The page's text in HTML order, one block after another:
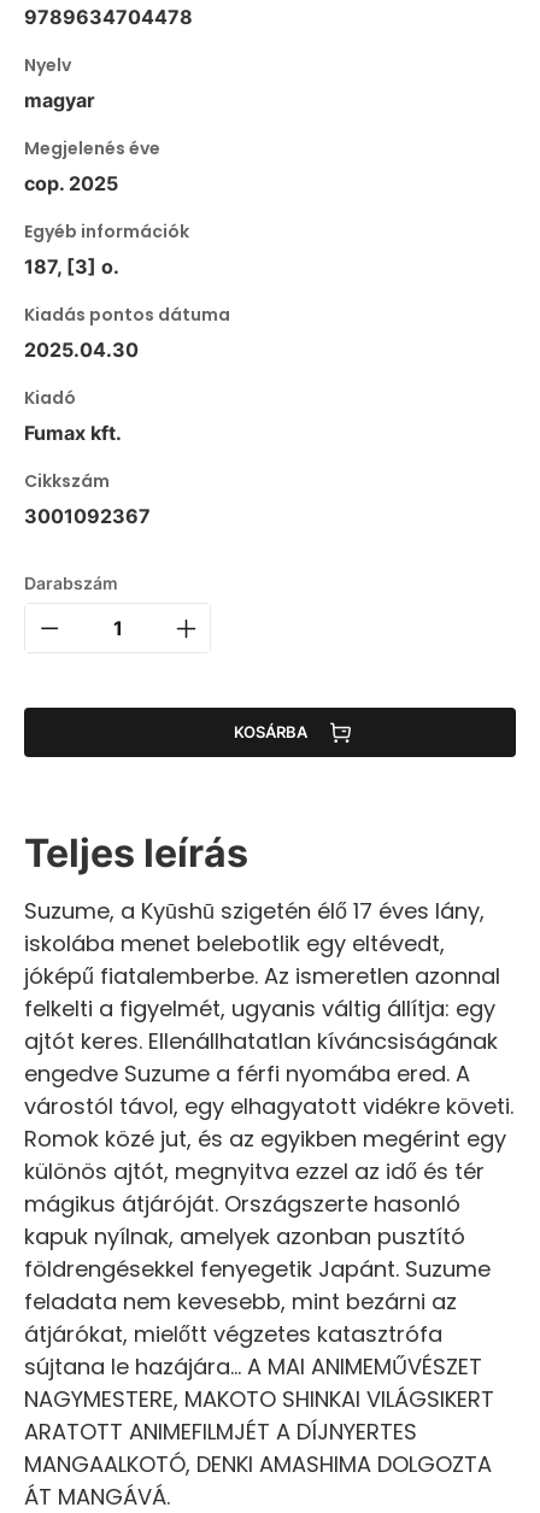
9789634704478
Nyelv
magyar
Megjelenés éve
cop. 2025
Egyéb információk
187, [3] o.
Kiadás pontos dátuma
2025.04.30
Kiadó
Fumax kft.
Cikkszám
3001092367
Darabszám
KOSÁRBA
Teljes leírás
Suzume, a Kyūshū szigetén élő 17 éves lány,
iskolába menet belebotlik egy eltévedt,
jóképű fiatalemberbe. Az ismeretlen azonnal
felkelti a figyelmét, ugyanis váltig állítja: egy
ajtót keres. Ellenállhatatlan kíváncsiságának
engedve Suzume a férfi nyomába ered. A
várostól távol, egy elhagyatott vidékre követi.
Romok közé jut, és az egyikben megérint egy
különös ajtót, megnyitva ezzel az idő és tér
mágikus átjáróját. Országszerte hasonló
kapuk nyílnak, amelyek azonban pusztító
földrengésekkel fenyegetik Japánt. Suzume
feladata nem kevesebb, mint bezárni az
átjárókat, mielőtt végzetes katasztrófa
sújtana le hazájára… A MAI ANIMEMŰVÉSZET
NAGYMESTERE, MAKOTO SHINKAI VILÁGSIKERT
ARATOTT ANIMEFILMJÉT A DÍJNYERTES
MANGAALKOTÓ, DENKI AMASHIMA DOLGOZTA
ÁT MANGÁVÁ.